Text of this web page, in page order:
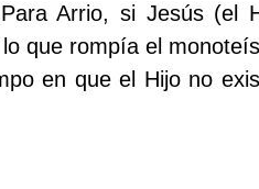
Arrio, si Jesús (el
que rompía el
en que el Hijo no